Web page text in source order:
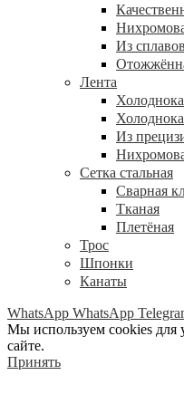
Из
Лента
Из
Сетка стальная
Сварная
Тканая
Плетёная
Трос
Шпонки
Канаты
WhatsApp WhatsApp
Мы используем cookies
сайте.
Принять